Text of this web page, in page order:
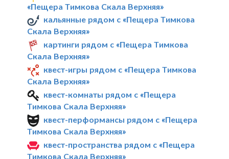
«Пещера Тимкова Скала Верхняя»
кальянные рядом с «Пещера Тимкова
Скала Верхняя»
картинги рядом с «Пещера Тимкова
Скала Верхняя»
квест-игры рядом с «Пещера Тимкова
Скала Верхняя»
квест-комнаты рядом с «Пещера
Тимкова Скала Верхняя»
квест-перформансы рядом с «Пещера
Тимкова Скала Верхняя»
квест-пространства рядом с «Пещера
Тимкова Скала Верхняя»